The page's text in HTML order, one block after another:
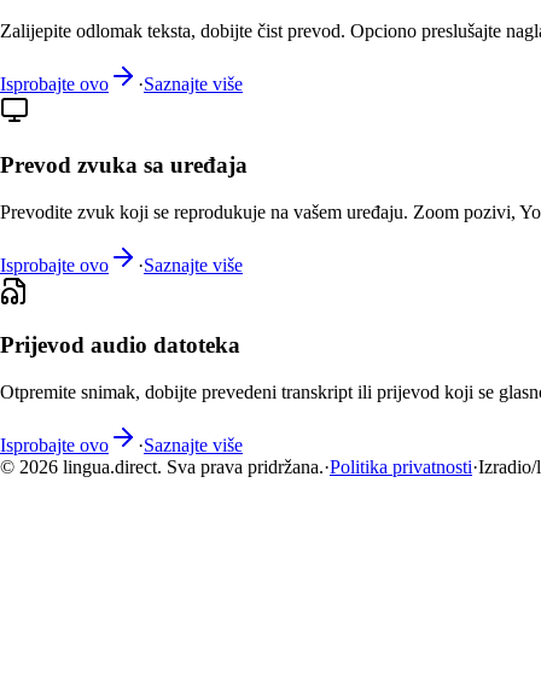
Zalijepite odlomak teksta, dobijte čist prevod. Opciono preslušajte
Isprobajte ovo ·Saznajte više
Prevod zvuka sa uređaja
Prevodite zvuk koji se reprodukuje na vašem uređaju. Zoom pozivi,
Isprobajte ovo ·Saznajte više
Prijevod audio datoteka
Otpremite snimak, dobijte prevedeni transkript ili prijevod koji se
Isprobajte ovo ·Saznajte više
© 2026 lingua.direct. Sva prava pridržana.·Politika privatnosti·Izradio/